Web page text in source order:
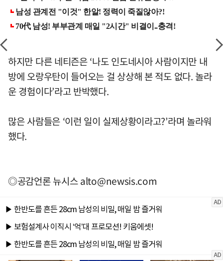
하지만 다른 네티즌은 ‘나도 인도네시아 사람이지만 내
방에 오랑우탄이 들어오는 걸 상상해 본 적도 없다. 놀라
운 경험이다’라고 반박했다.
많은 사람들은 ‘이런 일이 실제상황이라고?’라며 놀라워
했다.
◎공감언론 뉴시스alto@newsis.com